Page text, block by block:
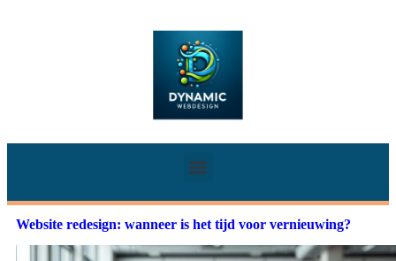
Website redesign: wanneer is het tijd voor vernieuwing?